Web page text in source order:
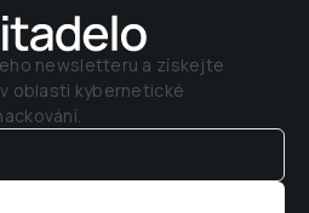
newsletteru a získejte
oblasti kybernetické